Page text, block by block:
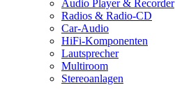
Audio Player & Recorder
Radios & Radio-CD
Car-Audio
HiFi-Komponenten
Lautsprecher
Multiroom
Stereoanlagen